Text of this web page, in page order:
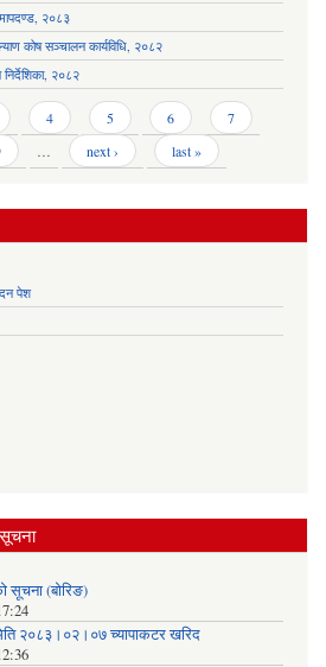
२०८३
कोष सञ्चालन कार्यविधि, २०८२
२०८२
4 5 6
7
… next › last »
पेश
सूचना (बोरिङ)
२०८३।०२।०७ च्यापाकटर खरिद